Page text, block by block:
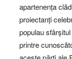
apartenența
proiectanți
populau
printre